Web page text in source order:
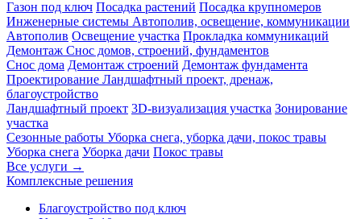
Газон под ключ Посадка растений Посадка крупномеров
Инженерные системы Автополив, освещение, коммуникации
Автополив Освещение участка Прокладка коммуникаций
Демонтаж Снос домов, строений, фундаментов
Снос дома Демонтаж строений Демонтаж фундамента
Проектирование Ландшафтный проект, дренаж,
благоустройство
Ландшафтный проект 3D-визуализация участка Зонирование
участка
Сезонные работы Уборка снега, уборка дачи, покос травы
Уборка снега Уборка дачи Покос травы
Все услуги →
Комплексные решения
Благоустройство под ключ